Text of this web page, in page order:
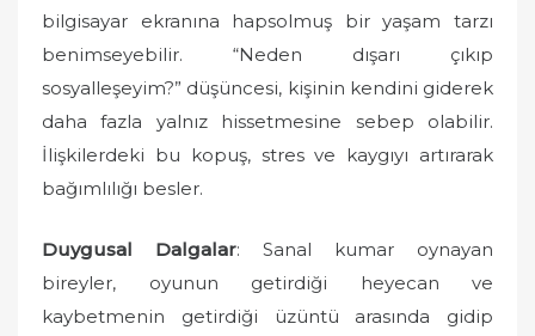
bilgisayar ekranına hapsolmuş bir yaşam tarzı
benimseyebilir. “Neden dışarı çıkıp
sosyalleşeyim?” düşüncesi, kişinin kendini giderek
daha fazla yalnız hissetmesine sebep olabilir.
İlişkilerdeki bu kopuş, stres ve kaygıyı artırarak
bağımlılığı besler.
Duygusal Dalgalar: Sanal kumar oynayan
bireyler, oyunun getirdiği heyecan ve
kaybetmenin getirdiği üzüntü arasında gidip